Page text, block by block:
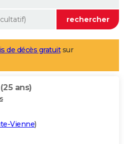
de décès gratuitsur
(25 ans)
Vienne)